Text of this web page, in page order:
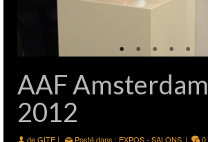
AAF Amsterdam
2012
deGITE | Posté dans : EXPOS - SALONS | 0